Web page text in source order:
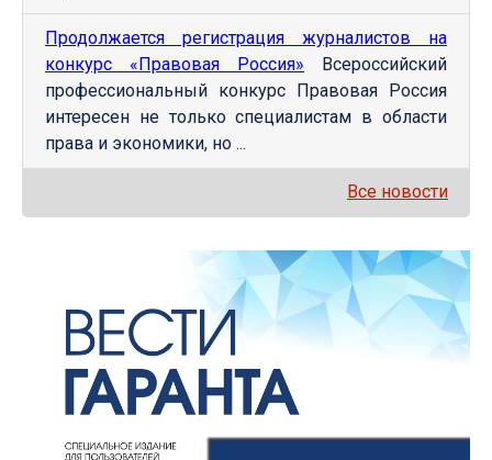
Продолжается регистрация журналистов на
конкурс «Правовая Россия» Всероссийский
профессиональный конкурс Правовая Россия
интересен не только специалистам в области
права и экономики, но ...
Все новости